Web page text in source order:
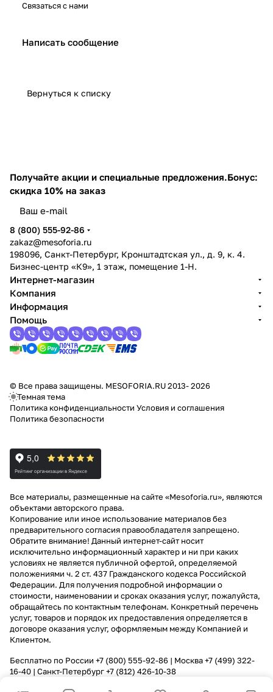
Связаться с нами
Написать сообщение
Вернуться к списку
Получайте акции и специальные предложения.Бонус:
скидка 10% на заказ
8 (800) 555-92-86
zakaz@mesoforia.ru
198096, Санкт-Петербург, Кронштадтская ул., д. 9, к. 4.
Бизнес-центр «К9», 1 этаж, помещение 1-Н.
Интернет-магазин
Компания
Информация
Помощь
© Все права защищены. MESOFORIA.RU 2013- 2026
Темная тема
Политика конфиденциальности Условия и соглашения
Политика безопасности
Все материалы, размещенные на сайте «Mesoforia.ru», являются
объектами авторского права.
Копирование или иное использование материалов без
предварительного согласия правообладателя запрещено.
Обратите внимание! Данный интернет-сайт носит
исключительно информационный характер и ни при каких
условиях не является публичной офертой, определяемой
положениями ч. 2 ст. 437 Гражданского кодекса Российской
Федерации. Для получения подробной информации о
стоимости, наименовании и сроках оказания услуг, пожалуйста,
обращайтесь по контактным телефонам. Конкретный перечень
услуг, товаров и порядок их предоставления определяется в
договоре оказания услуг, оформляемым между Компанией и
Клиентом.
Бесплатно по России +7 (800) 555-92-86 | Москва+7 (499) 322-
16-40 | Санкт-Петербург+7 (812) 426-10-38